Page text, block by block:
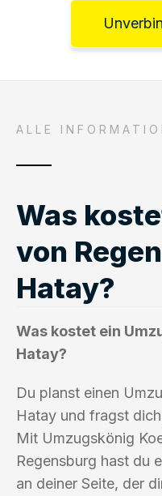
ALLE
Was
von
Hatay?
Was kostet ein
Hatay?
Du planst einen
Hatay und fragst
Mit Umzugskönig
Regensburg hast du
an deiner Seite, der